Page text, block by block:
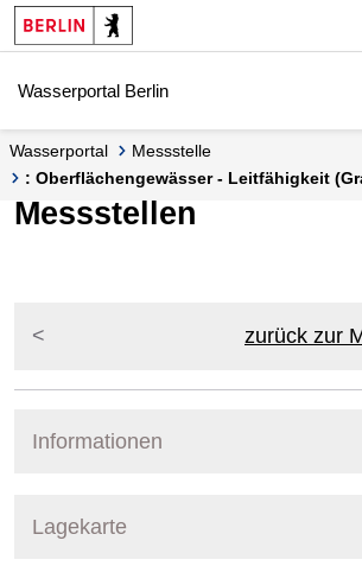
Springe zur Navigation
Springe zum Inhalt
Wasserportal Berlin
Wasserportal
Messstelle
: Oberflächengewässer - Leitfähigkeit
Messstellen
zurück zur
Informationen
Lagekarte